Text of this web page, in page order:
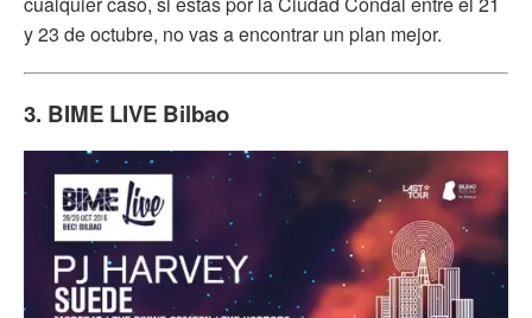
y 23 de octubre, no vas a encontrar un plan mejor.
3. BIME LIVE Bilbao